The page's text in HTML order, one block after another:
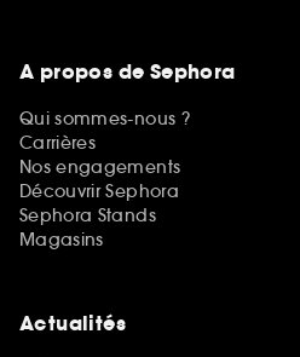
A propos de Sephora
Qui sommes-nous ?
Carrières
Nos engagements
Découvrir Sephora
Sephora Stands
Magasins
Actualités